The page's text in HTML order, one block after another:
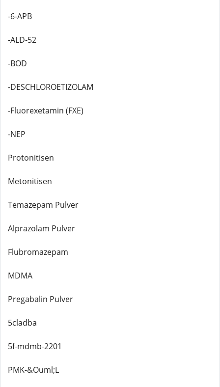
-6-APB
-ALD-52
-BOD
-DESCHLOROETIZOLAM
-Fluorexetamin (FXE)
-NEP
Protonitisen
Metonitisen
Temazepam Pulver
Alprazolam Pulver
Flubromazepam
MDMA
Pregabalin Pulver
5cladba
5f-mdmb-2201
PMK-&Ouml;L